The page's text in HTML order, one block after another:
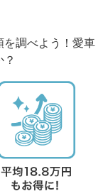
を調べよう！愛車